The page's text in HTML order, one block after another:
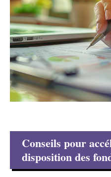
Conseils pour
disposition des